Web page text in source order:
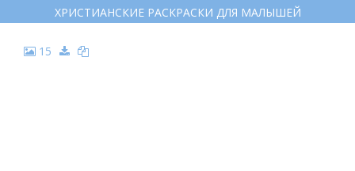
ХРИСТИАНСКИЕ РАСКРАСКИ ДЛЯ МАЛЫШЕЙ
15